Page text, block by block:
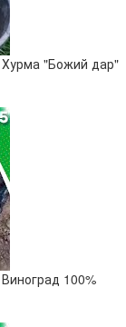
"Божий дар"
100%